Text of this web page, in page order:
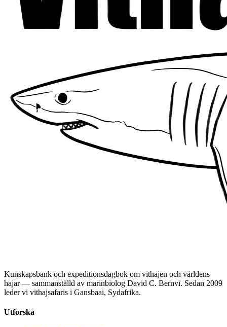
Kunskapsbank och expeditionsdagbok om vithajen och världens
hajar — sammanställd av marinbiolog David C. Bernvi. Sedan 2009
leder vi vithajsafaris i Gansbaai, Sydafrika.
Utforska